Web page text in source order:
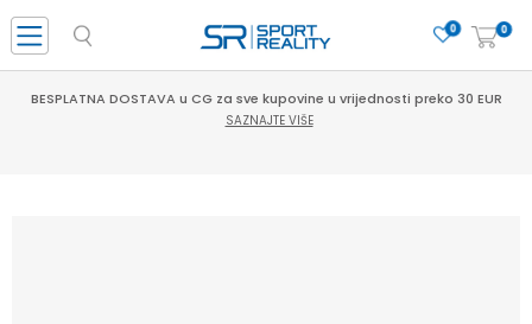
0
0
BESPLATNA DOSTAVA u CG za sve kupovine u vrijednosti preko 30 EUR
SAZNAJTE VIŠE